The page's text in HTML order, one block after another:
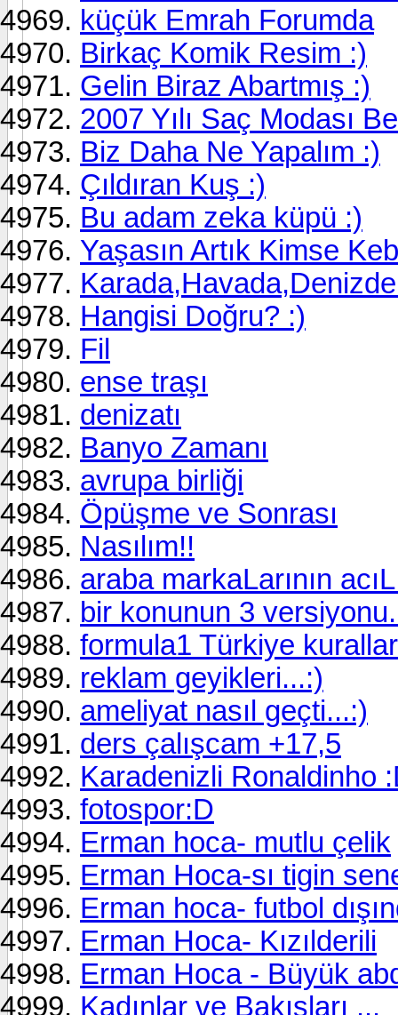
küçük Emrah Forumda
Birkaç Komik Resim :)
Gelin Biraz Abartmış :)
2007 Yılı Saç Modası
Biz Daha Ne Yapalım :)
Çıldıran Kuş :)
Bu adam zeka küpü :)
Yaşasın Artık Kimse
Hangisi Doğru? :)
Fil
ense traşı
denizatı
Banyo Zamanı
avrupa birliği
Öpüşme ve Sonrası
Nasılım!!
araba markaLarının
bir konunun 3
formula1 Türkiye
reklam geyikleri...:)
ameliyat nasıl geçti...:)
ders çalışcam +17,5
Karadenizli Ronaldinho
fotospor:D
Erman hoca- mutlu çelik
Erman Hoca-sı tigin
Erman hoca- futbol
Erman Hoca- Kızılderili
Erman Hoca - Büyük
Kadınlar ve Bakışları ...